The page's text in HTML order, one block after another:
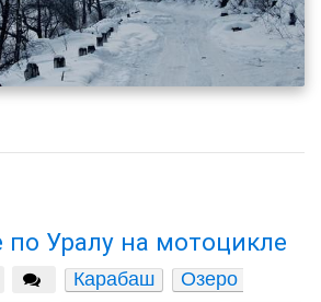
по Уралу на мотоцикле
Карабаш
Озеро